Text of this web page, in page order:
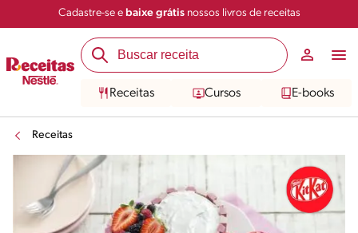
Cadastre-se e baixe grátisnossos livros de receitas
Receitas Cursos E-books
Receitas
Salvar Compartilhar